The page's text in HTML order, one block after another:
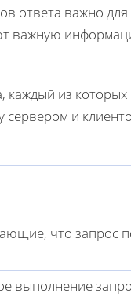
ответа важно
важную
каждый из
сервером и
что запрос
выполнение